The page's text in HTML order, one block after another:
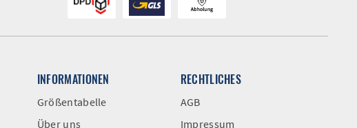
INFORMATIONEN
Größentabelle
Über uns
RECHTLICHES
AGB
Impressum